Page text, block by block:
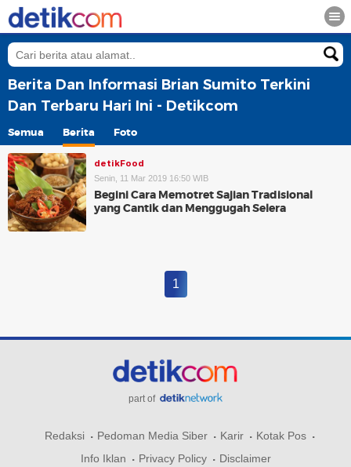
Berita Dan Informasi Brian Sumito Terkini
Dan Terbaru Hari Ini - Detikcom
Semua Berita Foto
detikFood
Senin, 11 Mar 2019 16:50 WIB
Begini Cara Memotret Sajian Tradisional
yang Cantik dan Menggugah Selera
1
part of
Redaksi Pedoman Media Siber Karir
Kotak Pos
Info Iklan
Privacy Policy Disclaimer